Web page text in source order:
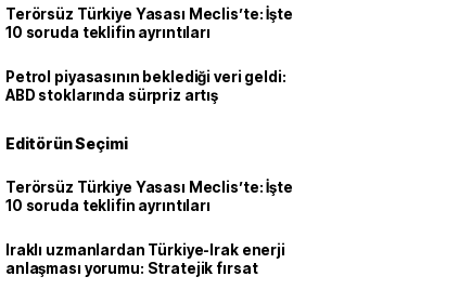
Terörsüz Türkiye Yasası Meclis’te: İşte
10 soruda teklifin ayrıntıları
Petrol piyasasının beklediği veri geldi:
ABD stoklarında sürpriz artış
Editörün Seçimi
Terörsüz Türkiye Yasası Meclis’te: İşte
10 soruda teklifin ayrıntıları
Iraklı uzmanlardan Türkiye-Irak enerji
anlaşması yorumu: Stratejik fırsat